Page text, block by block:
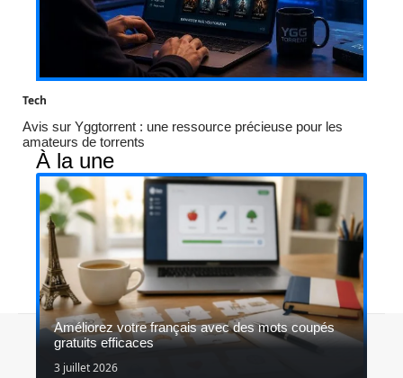
Tech
Avis sur Yggtorrent : une ressource précieuse pour les
amateurs de torrents
À la une
Améliorez votre français avec des mots coupés
gratuits efficaces
3 juillet 2026
Contact Mentions légales Sitemap